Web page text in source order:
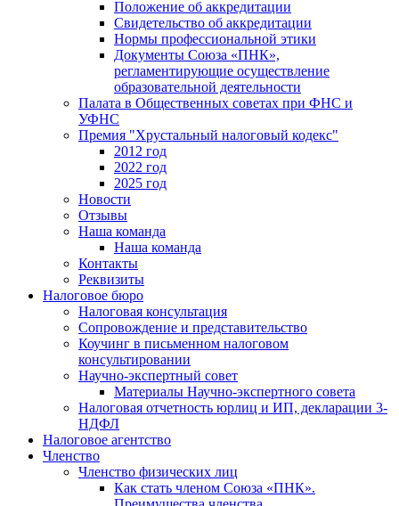
Положение об аккредитации
Свидетельство об аккредитации
Нормы профессиональной этики
Документы Союза «ПНК»,
регламентирующие осуществление
образовательной деятельности
Палата в Общественных советах при ФНС и
УФНС
Премия "Хрустальный налоговый кодекс"
2012 год
2022 год
2025 год
Новости
Отзывы
Наша команда
Наша команда
Контакты
Реквизиты
Налоговое бюро
Налоговая консультация
Cопровождение и представительство
Коучинг в письменном налоговом
консультировании
Научно-экспертный совет
Материалы Научно-экспертного совета
Налоговая отчетность юрлиц и ИП, декларации 3-
НДФЛ
Налоговое агентство
Членство
Членство физических лиц
Как стать членом Союза «ПНК».